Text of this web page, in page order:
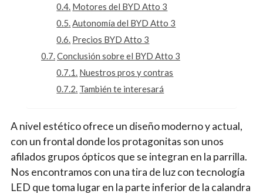
Motores del BYD Atto 3
Autonomía del BYD Atto 3
Precios BYD Atto 3
Conclusión sobre el BYD Atto 3
Nuestros pros y contras
También te interesará
A nivel estético ofrece un diseño moderno y actual,
con un frontal donde los protagonitas son unos
afilados grupos ópticos que se integran en la parrilla.
Nos encontramos con una tira de luz con tecnología
LED que toma lugar en la parte inferior de la calandra